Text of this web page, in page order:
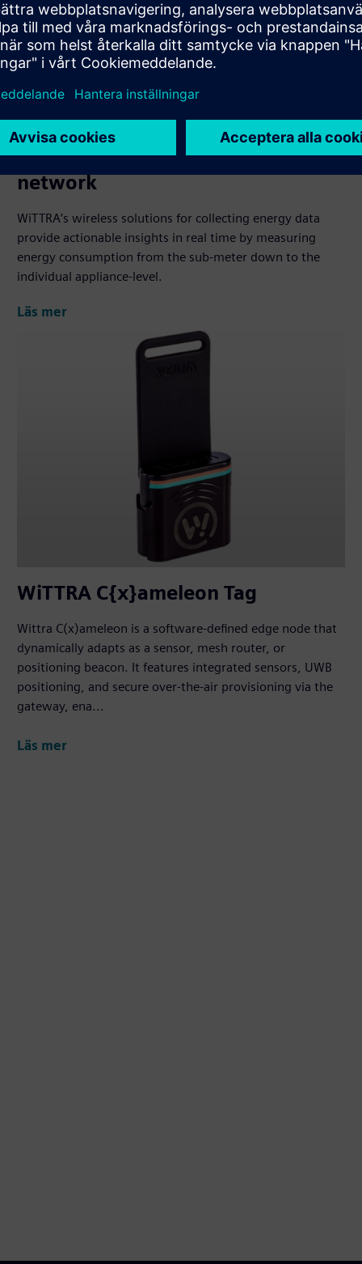
Energy metering through hybrid
network
WiTTRA’s wireless solutions for collecting energy data
provide actionable insights in real time by measuring
energy consumption from the sub-meter down to the
individual appliance-level.
Läs mer
WiTTRA C{x}ameleon Tag
Wittra C(x)ameleon is a software-defined edge node that
dynamically adapts as a sensor, mesh router, or
positioning beacon. It features integrated sensors, UWB
positioning, and secure over-the-air provisioning via the
gateway, ena...
Läs mer